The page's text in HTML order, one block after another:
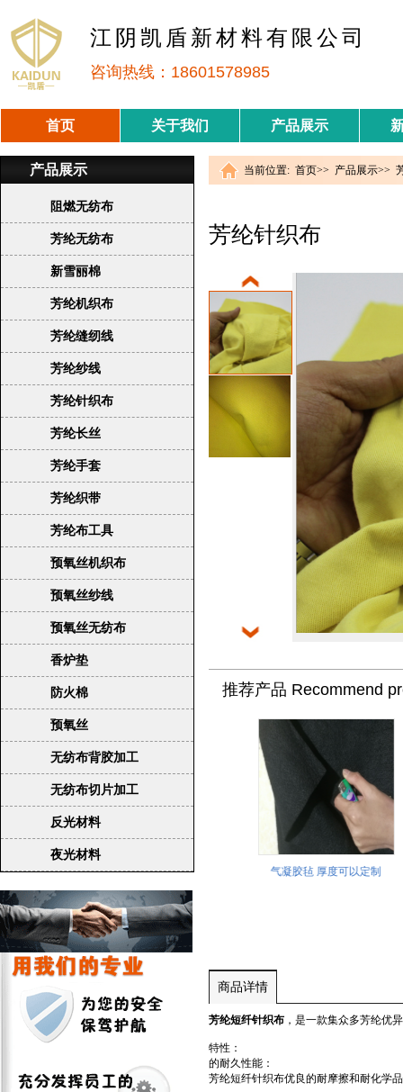
江阴凯盾新材料有限公司
咨询热线：18601578985
首页 关于我们 产品展示
产品展示
阻燃无纺布
芳纶无纺布
新雪丽棉
芳纶机织布
芳纶缝纫线
芳纶纱线
芳纶针织布
芳纶长丝
芳纶手套
芳纶织带
芳纶布工具
预氧丝机织布
预氧丝纱线
预氧丝无纺布
香炉垫
防火棉
预氧丝
无纺布背胶加工
无纺布切片加工
反光材料
夜光材料
当前位置: 首页>> 产品展示>>
芳纶针织布
推荐产品 Recommend
线藏青色402 预氧丝机织布 气凝胶毡 厚度可以定制
商品详情
芳纶短纤针织布 ，是一款集众多芳纶优
特性：
的耐久性能：
芳纶短纤针织布优良的耐摩擦和耐化学